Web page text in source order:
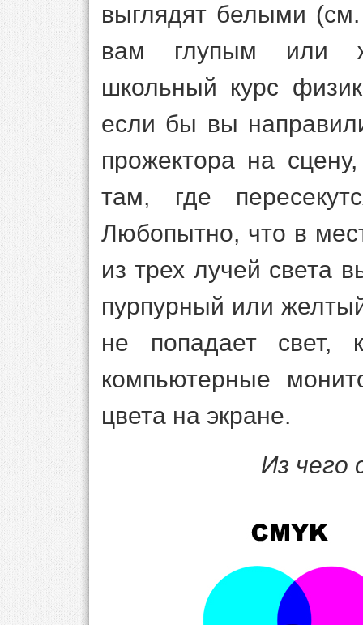
выглядят белыми
вам глупым или
школьный курс
если бы вы
прожектора на
там, где
Любопытно, что в
из трех лучей света
пурпурный или
не попадает свет,
компьютерные
цвета на экране.
Из чего